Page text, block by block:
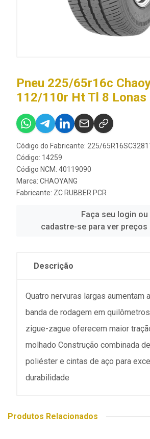
Pneu 225/65r16c
112/110r Ht Tl 8 Lonas
Código do Fabricante: 225/
Código: 14259
Código NCM: 40119090
Marca: CHAOYANG
Fabricante: ZC RUBBER PCR
Faça seu login ou
cadastre-se para ver preços
Descrição
Quatro nervuras largas aumentam
banda de rodagem em
zigue-zague oferecem maior
molhado Construção combinada
poliéster e cintas de aço para
durabilidade
Produtos Relacionados